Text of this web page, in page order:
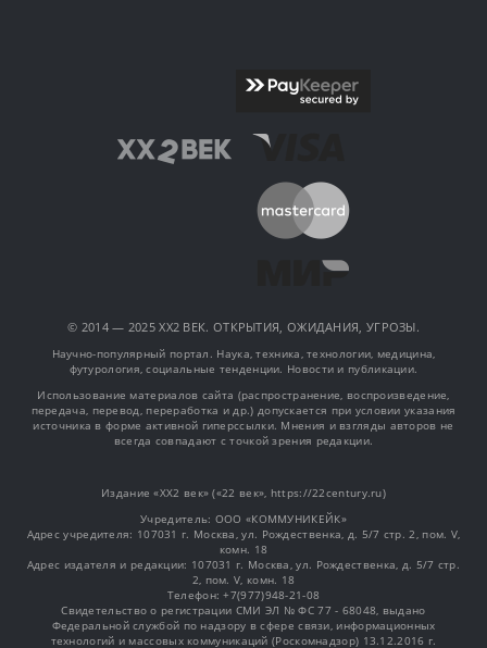
© 2014 — 2025 XX2 ВЕК. ОТКРЫТИЯ, ОЖИДАНИЯ, УГРОЗЫ.
Научно-популярный портал. Наука, техника, технологии, медицина,
футурология, социальные тенденции. Новости и публикации.
Использование материалов сайта (распространение, воспроизведение,
передача, перевод, переработка и др.) допускается при условии указания
источника в форме активной гиперссылки. Мнения и взгляды авторов не
всегда совпадают с точкой зрения редакции.
Издание «XX2 век» («22 век», https://22century.ru)
Учредитель: OOO «КОММУНИКЕЙК»
Адрес учредителя: 107031 г. Москва, ул. Рождественка, д. 5/7 стр. 2, пом. V,
комн. 18
Адрес издателя и редакции: 107031 г. Москва, ул. Рождественка, д. 5/7 стр.
2, пом. V, комн. 18
Телефон: +7(977)948-21-08
Свидетельство о регистрации СМИ ЭЛ № ФС 77 - 68048, выдано
Федеральной службой по надзору в сфере связи, информационных
технологий и массовых коммуникаций (Роскомнадзор) 13.12.2016 г.